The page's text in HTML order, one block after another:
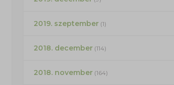
2019. szeptember(1)
2018. december(114)
2018. november(164)